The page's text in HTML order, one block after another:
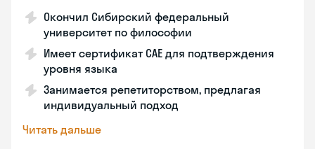
Окончил Сибирский федеральный
университет по философии
Имеет сертификат CAE для подтверждения
уровня языка
Занимается репетиторством, предлагая
индивидуальный подход
Читать дальше